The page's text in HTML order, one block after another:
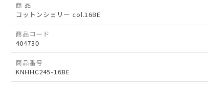
商 品
コットンシェリー col.16BE
商品コード
404730
商品番号
KNHHC245-16BE